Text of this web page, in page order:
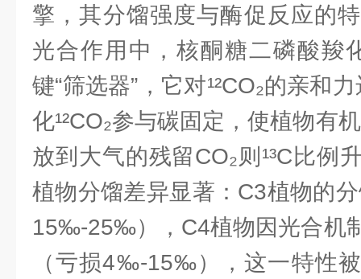
擎，其分馏强度与酶促反应的
光合作用中，核酮糖二磷酸羧
键“筛选器”，它对¹²CO₂的亲和
化¹²CO₂参与碳固定，使植物有
放到大气的残留CO₂则¹³C比例
植物分馏差异显著：C3植物的
15‰-25‰），C4植物因光合机
（亏损4‰-15‰），这一特性